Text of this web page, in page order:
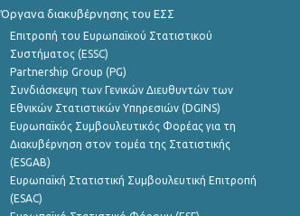
Όργανα διακυβέρνησης του ΕΣΣ
Επιτροπή του Ευρωπαϊκού Στατιστικού
Συστήματος (ESSC)
Partnership Group (PG)
Συνδιάσκεψη των Γενικών Διευθυντών των
Εθνικών Στατιστικών Υπηρεσιών (DGINS)
Ευρωπαϊκός Συμβουλευτικός Φορέας για τη
Διακυβέρνηση στον τομέα της Στατιστικής
(ESGAB)
Ευρωπαϊκή Στατιστική Συμβουλευτική Επιτροπή
(ESAC)